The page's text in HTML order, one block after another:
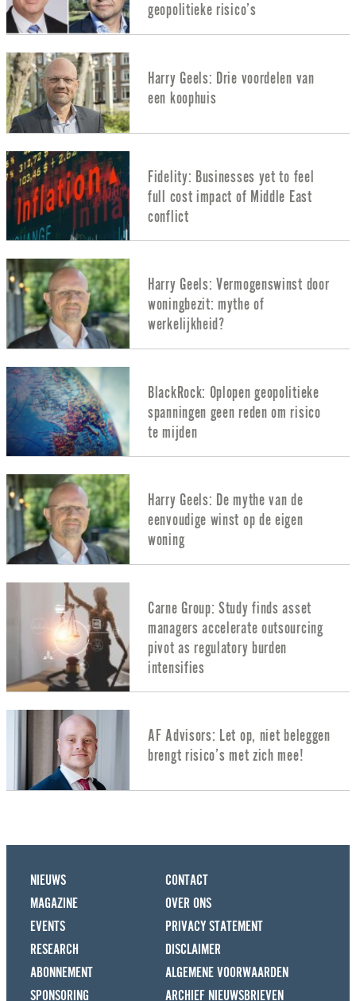
geopolitieke risico’s
Harry Geels: Drie voordelen van
een koophuis
Fidelity: Businesses yet to feel
full cost impact of Middle East
conflict
Harry Geels: Vermogenswinst door
woningbezit: mythe of
werkelijkheid?
BlackRock: Oplopen geopolitieke
spanningen geen reden om risico
te mijden
Harry Geels: De mythe van de
eenvoudige winst op de eigen
woning
Carne Group: Study finds asset
managers accelerate outsourcing
pivot as regulatory burden
intensifies
AF Advisors: Let op, niet beleggen
brengt risico’s met zich mee!
NIEUWS
MAGAZINE
EVENTS
RESEARCH
ABONNEMENT
SPONSORING
CONTACT
OVER ONS
PRIVACY STATEMENT
DISCLAIMER
ALGEMENE VOORWAARDEN
ARCHIEF NIEUWSBRIEVEN